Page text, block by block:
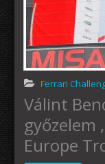
Ferrari
Válint
győzelem
Europe